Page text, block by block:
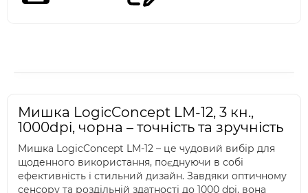
Мишка LogicConcept LM-12, 3 кн.,
1000dpi, чорна – точність та зручність
Мишка LogicConcept LM-12 – це чудовий вибір для
щоденного використання, поєднуючи в собі
ефективність і стильний дизайн. Завдяки оптичному
сенсору та роздільній здатності до 1000 dpi, вона